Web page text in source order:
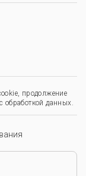
продолжение
обработкой данных.